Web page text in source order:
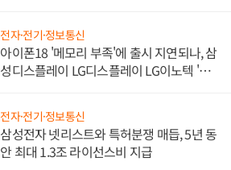
전자·전기·정보통신
아이폰18 '메모리 부족'에 출시 지연되나, 삼
성디스플레이 LG디스플레이 LG이노텍 '탈
전자·전기·정보통신
삼성전자 넷리스트와 특허분쟁 매듭, 5년 동
안 최대 1.3조 라이선스비 지급